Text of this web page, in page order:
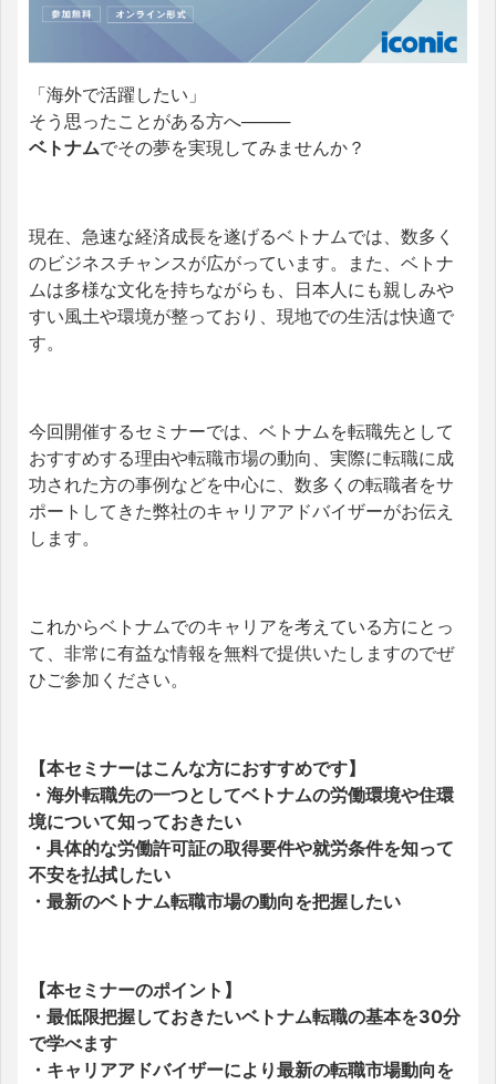
「海外で活躍したい」
そう思ったことがある方へ────
ベトナムでその夢を実現してみませんか？
現在、急速な経済成長を遂げるベトナムでは、数多く
のビジネスチャンスが広がっています。また、ベトナ
ムは多様な文化を持ちながらも、日本人にも親しみや
すい風土や環境が整っており、現地での生活は快適で
す。
今回開催するセミナーでは、ベトナムを転職先として
おすすめする理由や転職市場の動向、実際に転職に成
功された方の事例などを中心に、数多くの転職者をサ
ポートしてきた弊社のキャリアアドバイザーがお伝え
します。
これからベトナムでのキャリアを考えている方にとっ
て、非常に有益な情報を無料で提供いたしますのでぜ
ひご参加ください。
【本セミナーはこんな方におすすめです】
・海外転職先の一つとしてベトナムの労働環境や住環
境について知っておきたい
・具体的な労働許可証の取得要件や就労条件を知って
不安を払拭したい
・最新のベトナム転職市場の動向を把握したい
【本セミナーのポイント】
・最低限把握しておきたいベトナム転職の基本を30分
で学べます
・キャリアアドバイザーにより最新の転職市場動向を